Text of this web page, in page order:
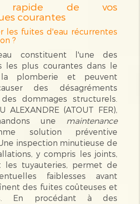
rapide de vos
courantes
les fuites d'eau récurrentes
?
constituent l'une des
les plus courantes dans le
plomberie et peuvent
des désagréments
dommages structurels.
ALEXANDRE (ATOUT FER),
une maintenance
solution préventive
inspection minutieuse de
y compris les joints,
les tuyauteries, permet de
faiblesses avant
des fuites coûteuses et
En procédant à des